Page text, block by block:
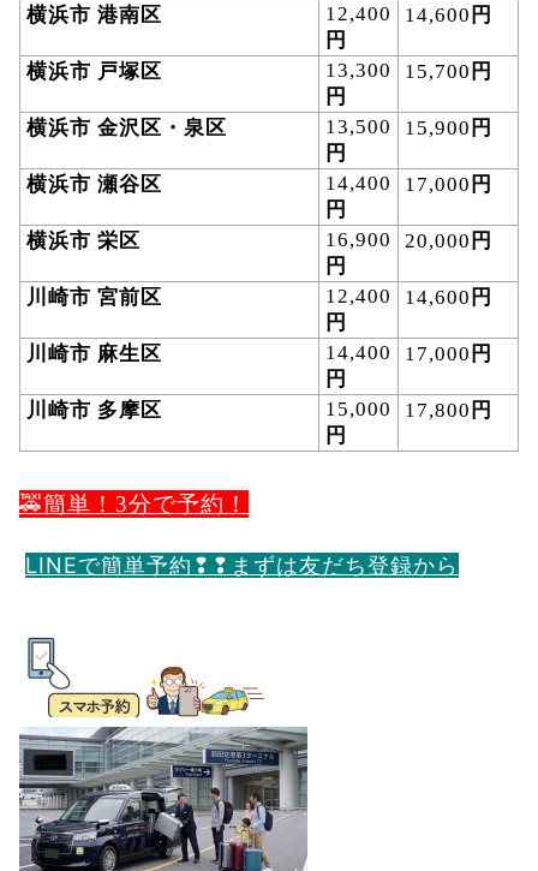
横浜市 港南区 12,400
円
14,600 円
横浜市 戸塚区 13,300
円
15,700 円
横浜市 金沢区・泉区 13,500
円
15,900 円
横浜市 瀬谷区 14,400
円
17,000 円
横浜市 栄区 16,900
円
20,000 円
川崎市 宮前区 12,400
円
14,600 円
川崎市 麻生区 14,400
円
17,000 円
川崎市 多摩区 15,000
円
17,800 円
🚕簡単！3分で予約！
LINEで簡単予約❢❢まずは友だち登録から